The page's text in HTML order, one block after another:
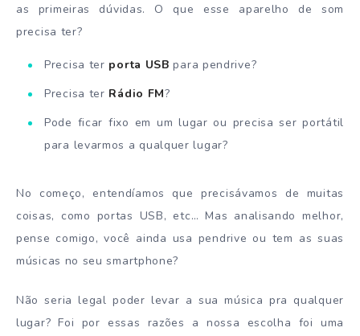
as primeiras dúvidas. O que esse aparelho de som
precisa ter?
Precisa ter porta USB para pendrive?
Precisa ter Rádio FM?
Pode ficar fixo em um lugar ou precisa ser portátil
para levarmos a qualquer lugar?
No começo, entendíamos que precisávamos de muitas
coisas, como portas USB, etc… Mas analisando melhor,
pense comigo, você ainda usa pendrive ou tem as suas
músicas no seu smartphone?
Não seria legal poder levar a sua música pra qualquer
lugar? Foi por essas razões a nossa escolha foi uma